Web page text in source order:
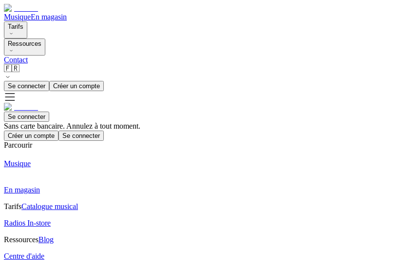
MusiqueEn magasin
Tarifs
Ressources
Contact
🇫🇷
Se connecter Créer un compte
Se connecter
Sans carte bancaire. Annulez à tout moment.
Créer un compte Se connecter
Parcourir
Musique
En magasin
TarifsCatalogue musical
Radios In-store
RessourcesBlog
Centre d'aide